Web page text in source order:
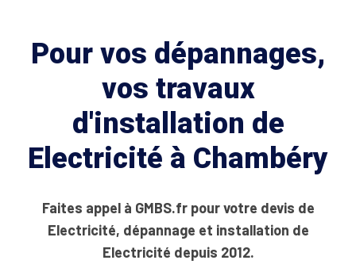
Pour vos dépannages,
vos travaux
d'installation de
Electricité à Chambéry
Faites appel à GMBS.fr pour votre devis de
Electricité, dépannage et installation de
Electricité depuis 2012.